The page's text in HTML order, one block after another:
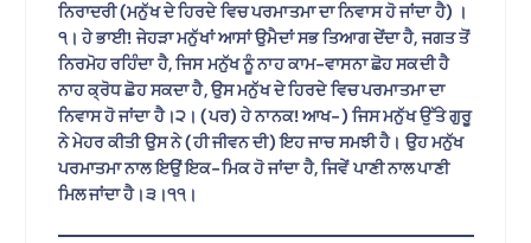
ਨਿਰਾਦਰੀ (ਮਨੁੱਖ ਦੇ ਹਿਰਦੇ ਵਿਚ ਪਰਮਾਤਮਾ ਦਾ ਨਿਵਾਸ ਹੋ ਜਾਂਦਾ ਹੈ) ।
੧। ਹੇ ਭਾਈ! ਜੇਹੜਾ ਮਨੁੱਖਾਂ ਆਸਾਂ ਉਮੈਦਾਂ ਸਭ ਤਿਆਗ ਦੇਂਦਾ ਹੈ, ਜਗਤ ਤੋਂ
ਨਿਰਮੋਹ ਰਹਿੰਦਾ ਹੈ, ਜਿਸ ਮਨੁੱਖ ਨੂੰ ਨਾਹ ਕਾਮ-ਵਾਸਨਾ ਛੋਹ ਸਕਦੀ ਹੈ
ਨਾਹ ਕ੍ਰੋਧ ਛੋਹ ਸਕਦਾ ਹੈ, ਉਸ ਮਨੁੱਖ ਦੇ ਹਿਰਦੇ ਵਿਚ ਪਰਮਾਤਮਾ ਦਾ
ਨਿਵਾਸ ਹੋ ਜਾਂਦਾ ਹੈ।੨। (ਪਰ) ਹੇ ਨਾਨਕ! ਆਖ-) ਜਿਸ ਮਨੁੱਖ ਉੱਤੇ ਗੁਰੂ
ਨੇ ਮੇਹਰ ਕੀਤੀ ਉਸ ਨੇ (ਹੀ ਜੀਵਨ ਦੀ) ਇਹ ਜਾਚ ਸਮਝੀ ਹੈ। ਉਹ ਮਨੁੱਖ
ਪਰਮਾਤਮਾ ਨਾਲ ਇਉਂ ਇਕ-ਮਿਕ ਹੋ ਜਾਂਦਾ ਹੈ, ਜਿਵੇਂ ਪਾਣੀ ਨਾਲ ਪਾਣੀ
ਮਿਲ ਜਾਂਦਾ ਹੈ।੩।੧੧।